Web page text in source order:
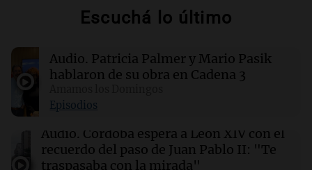
Clima
este domingo 9 de agosto
Un hombre murió tras un fuerte choque entre
Colonia Tirolesa y Córdoba
Escuchá lo último
Audio. Patricia Palmer y Mario Pasik
hablaron de su obra en Cadena 3
Episodios
Audio. Córdoba espera a León XIV con el
recuerdo del paso de Juan Pablo II: "Te
traspasaba con la mirada"